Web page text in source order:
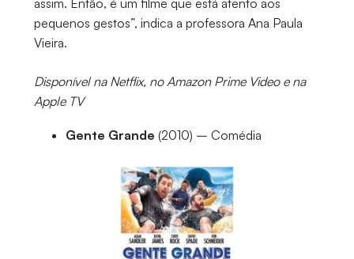
assim. Então, é um filme que está atento aos
pequenos gestos”, indica a professora Ana Paula
Vieira.
Disponível na Netflix, no Amazon Prime Video e na
Apple TV
Gente Grande (2010) – Comédia